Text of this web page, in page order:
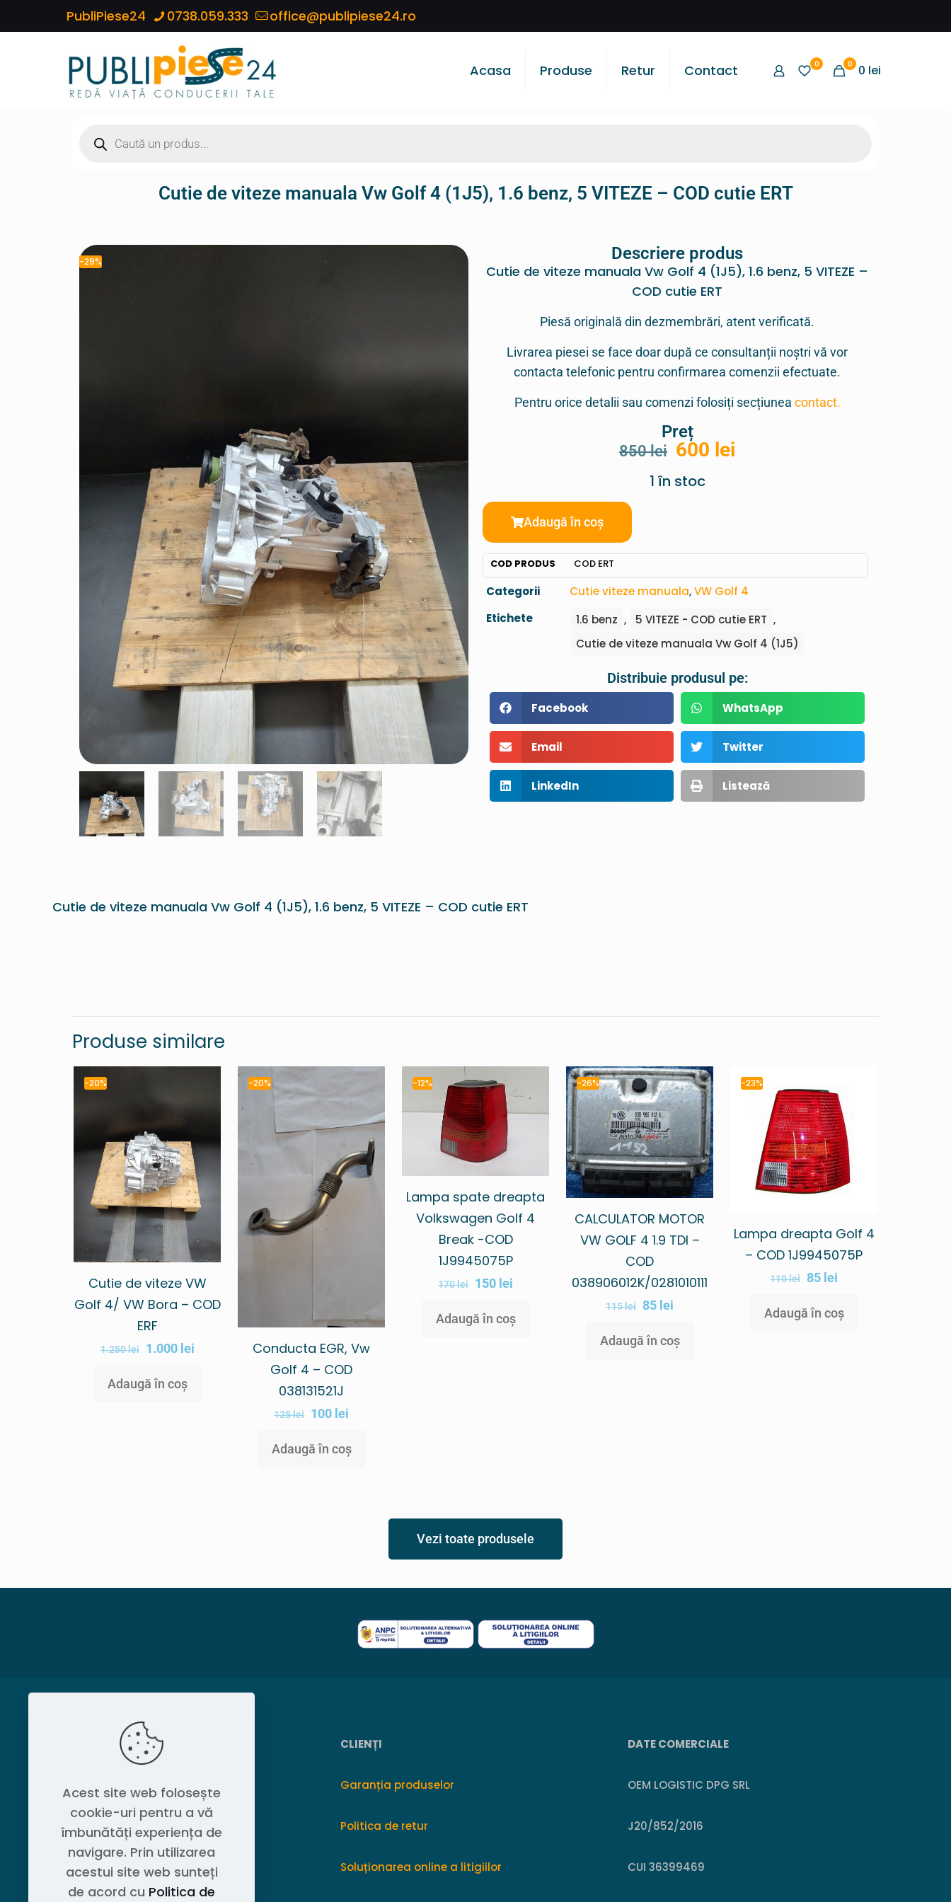
PubliPiese24 0738.059.333 office@publipiese24.ro
Acasa Produse Retur Contact 0 0 0 lei
Cutie de viteze manuala Vw Golf 4 (1J5), 1.6 benz, 5 VITEZE – COD cutie ERT
-29% Descriere produs
Cutie de viteze manuala Vw Golf 4 (1J5), 1.6 benz, 5 VITEZE –
COD cutie ERT
Piesă originală din dezmembrări, atent verificată.
Livrarea piesei se face doar după ce consultanții noștri vă vor
contacta telefonic pentru confirmarea comenzii efectuate.
Pentru orice detalii sau comenzi folosiți secțiunea contact.
Preț
850lei 600 lei
1 în stoc
Adaugă în coș
COD PRODUS COD ERT
Categorii Cutie viteze manuala,VW Golf 4
Etichete
1.6 benz , 5 VITEZE - COD cutie ERT ,
Cutie de viteze manuala Vw Golf 4 (1J5)
Distribuie produsul pe:
Facebook WhatsApp
Email Twitter
LinkedIn Listează
Cutie de viteze manuala Vw Golf 4 (1J5), 1.6 benz, 5 VITEZE – COD cutie ERT
Produse similare
-20%
Cutie de viteze VW
Golf 4/ VW Bora – COD
ERF
1.250lei 1.000 lei
Adaugă în coș
-20%
Conducta EGR, Vw
Golf 4 – COD
038131521J
125lei 100 lei
Adaugă în coș
-12%
Lampa spate dreapta
Volkswagen Golf 4
Break -COD
1J9945075P
170lei 150 lei
Adaugă în coș
-26%
CALCULATOR MOTOR
VW GOLF 4 1.9 TDI –
COD
038906012K/0281010111
115lei 85 lei
Adaugă în coș
-23%
Lampa dreapta Golf 4
– COD 1J9945075P
110lei 85 lei
Adaugă în coș
Vezi toate produsele
Politica de confidențialitate
Contact OEM LOGISTIC DPG
CLIENȚI
Garanția produselor
Politica de retur
Soluționarea online a litigiilor
DATE COMERCIALE
OEM LOGISTIC DPG SRL
J20/852/2016
CUI 36399469
Acest site web folosește
cookie-uri pentru a vă
îmbunătăți experiența de
navigare. Prin utilizarea
acestui site web sunteți
de acord cu Politica de